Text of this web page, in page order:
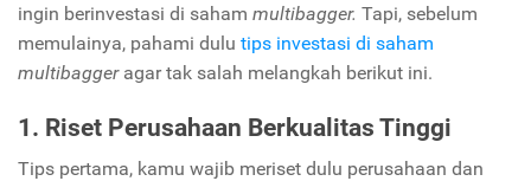
ingin berinvestasi di saham multibagger. Tapi, sebelum
memulainya, pahami dulu tips investasi di saham
multibagger agar tak salah melangkah berikut ini.
1. Riset Perusahaan Berkualitas Tinggi
Tips pertama, kamu wajib meriset dulu perusahaan dan